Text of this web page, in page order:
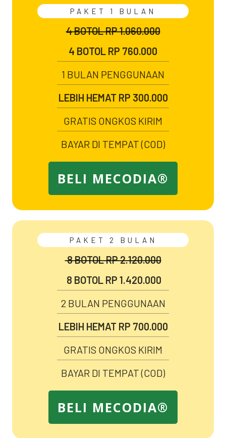
PAKET 1 BULAN
4 BOTOL RP 1.060.000
4 BOTOL RP 760.000
1 BULAN PENGGUNAAN
LEBIH HEMAT RP 300.000
GRATIS ONGKOS KIRIM
BAYAR DI TEMPAT (COD)
BELI MECODIA®
PAKET 2 BULAN
8 BOTOL RP 2.120.000
8 BOTOL RP 1.420.000
2 BULAN PENGGUNAAN
LEBIH HEMAT RP 700.000
GRATIS ONGKOS KIRIM
BAYAR DI TEMPAT (COD)
BELI MECODIA®